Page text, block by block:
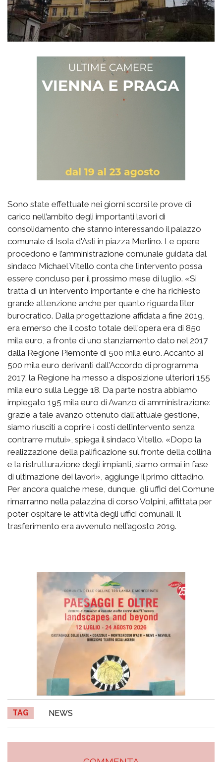
Sono state effettuate nei giorni scorsi le prove di
carico nell’ambito degli importanti lavori di
consolidamento che stanno interessando il palazzo
comunale di Isola d'Asti in piazza Merlino. Le opere
procedono e l’amministrazione comunale guidata dal
sindaco Michael Vitello conta che l’intervento possa
essere concluso per il prossimo mese di luglio. «Si
tratta di un intervento importante e che ha richiesto
grande attenzione anche per quanto riguarda l’iter
burocratico. Dalla progettazione affidata a fine 2019,
era emerso che il costo totale dell'opera era di 850
mila euro, a fronte di uno stanziamento dato nel 2017
dalla Regione Piemonte di 500 mila euro. Accanto ai
500 mila euro derivanti dall’Accordo di programma
2017, la Regione ha messo a disposizione ulteriori 155
mila euro sulla Legge 18. Da parte nostra abbiamo
impiegato 195 mila euro di Avanzo di amministrazione:
grazie a tale avanzo ottenuto dall'attuale gestione,
siamo riusciti a coprire i costi dell’intervento senza
contrarre mutui», spiega il sindaco Vitello. «Dopo la
realizzazione della palificazione sul fronte della collina
e la ristrutturazione degli impianti, siamo ormai in fase
di ultimazione dei lavori», aggiunge il primo cittadino.
Per ancora qualche mese, dunque, gli uffici del Comune
rimarranno nella palazzina di corso Volpini, affittata per
poter ospitare le attività degli uffici comunali. Il
trasferimento era avvenuto nell’agosto 2019.
TAG NEWS